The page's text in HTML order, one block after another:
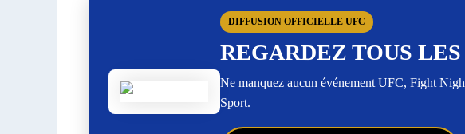
DIFFUSION OFFICIELLE UFC
REGARDEZ TOUS
Ne manquez aucun événement UFC, Fight
Sport.